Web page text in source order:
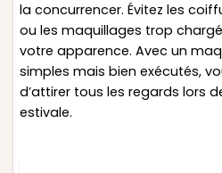
la concurrencer. Évitez les
ou les maquillages trop
votre apparence. Avec un
simples mais bien exécutés,
d’attirer tous les regards lors
estivale.